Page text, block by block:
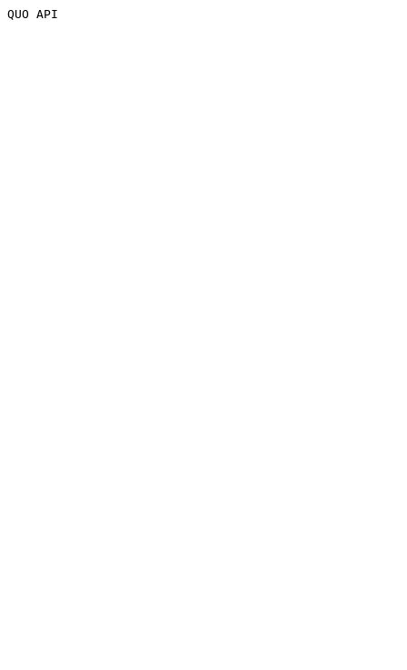
QUO API